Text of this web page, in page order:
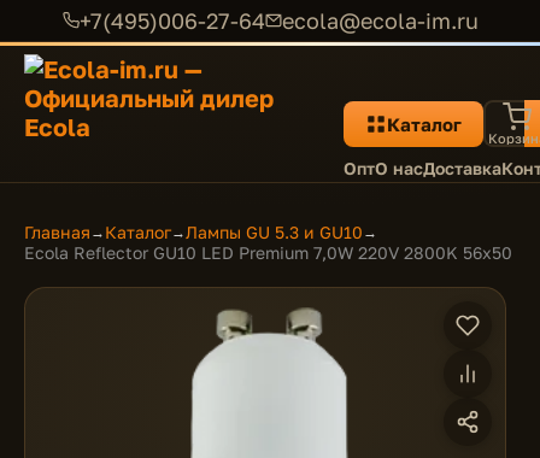
+7(495)006-27-64 ecola@ecola-im.ru
Каталог
ОптО насДоставка
Главная → Каталог→Лампы GU 5.3 и GU10 →
Ecola Reflector GU10 LED Premium 7,0W 220V 2800K 56x50